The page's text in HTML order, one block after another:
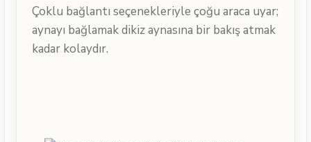
Çoklu bağlantı seçenekleriyle çoğu araca uyar;
aynayı bağlamak dikiz aynasına bir bakış atmak
kadar kolaydır.